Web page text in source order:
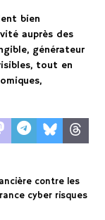
bien
auprès des
générateur
tout en
contre les
cyber risques